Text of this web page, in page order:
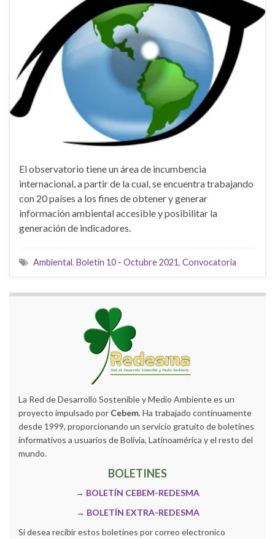
El observatorio tiene un área de incumbencia
internacional, a partir de la cual, se encuentra trabajando
con 20 países a los fines de obtener y generar
información ambiental accesible y posibilitar la
generación de indicadores.
Ambiental, Boletín 10 - Octubre 2021, Convocatoria
La Red de Desarrollo Sostenible y Medio Ambiente es un
proyecto impulsado por Cebem. Ha trabajado continuamente
desde 1999, proporcionando un servicio gratuito de boletines
informativos a usuarios de Bolivia, Latinoamérica y el resto del
mundo.
BOLETINES
→ BOLETÍN CEBEM-REDESMA
→ BOLETÍN EXTRA-REDESMA
Si desea recibir estos boletines por correo electronico